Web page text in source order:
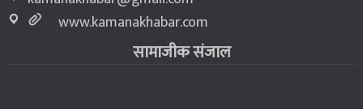
www.kamanakhabar.com
सामाजीक संजाल